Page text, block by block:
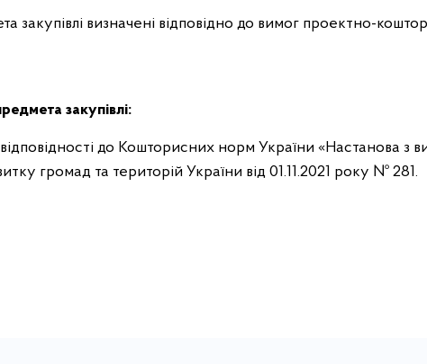
закупівлі визначені відповідно до вимог проектно-
закупівлі:
до Кошторисних норм України «Настанова з
громад та територій України від 01.11.2021 року № 281.